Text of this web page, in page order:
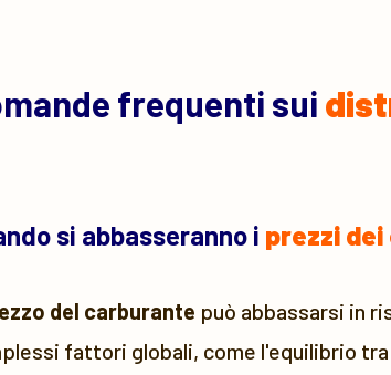
frequenti sui
si abbasseranno i prezzi
del carburante può abbassarsi in
fattori globali, come l'equilibrio